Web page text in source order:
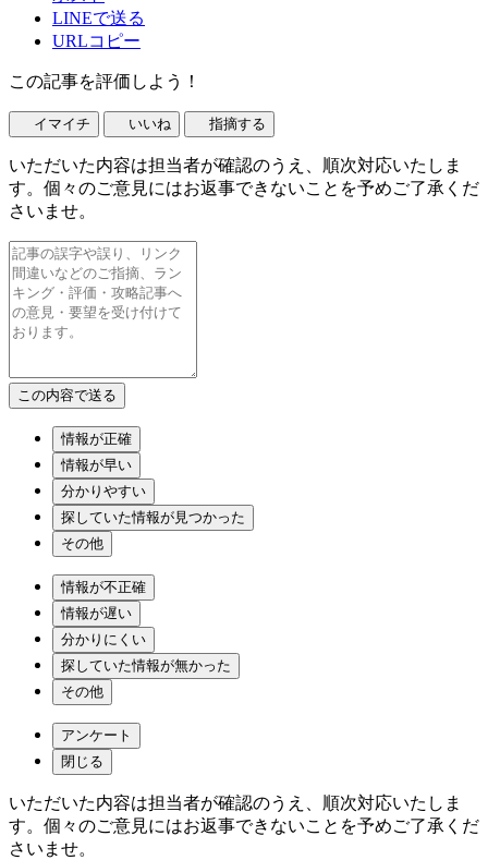
LINEで送る
URLコピー
この記事を評価しよう！
イマイチ いいね 指摘する
いただいた内容は担当者が確認のうえ、順次対応いたしま
す。個々のご意見にはお返事できないことを予めご了承くだ
さいませ。
情報が正確
情報が早い
分かりやすい
探していた情報が見つかった
その他
情報が不正確
情報が遅い
分かりにくい
探していた情報が無かった
その他
アンケート
閉じる
いただいた内容は担当者が確認のうえ、順次対応いたしま
す。個々のご意見にはお返事できないことを予めご了承くだ
さいませ。